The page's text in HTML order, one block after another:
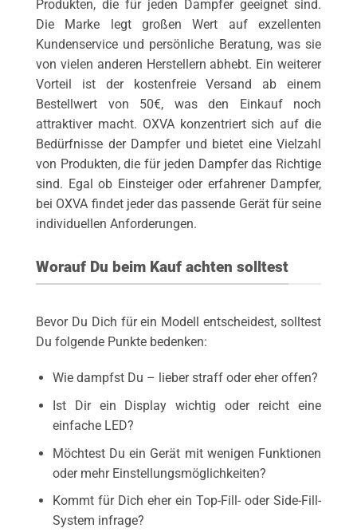
Produkten, die für jeden Dampfer geeignet sind.
Die Marke legt großen Wert auf exzellenten
Kundenservice und persönliche Beratung, was sie
von vielen anderen Herstellern abhebt. Ein weiterer
Vorteil ist der kostenfreie Versand ab einem
Bestellwert von 50€, was den Einkauf noch
attraktiver macht. OXVA konzentriert sich auf die
Bedürfnisse der Dampfer und bietet eine Vielzahl
von Produkten, die für jeden Dampfer das Richtige
sind. Egal ob Einsteiger oder erfahrener Dampfer,
bei OXVA findet jeder das passende Gerät für seine
individuellen Anforderungen.
Worauf Du beim Kauf achten solltest
Bevor Du Dich für ein Modell entscheidest, solltest
Du folgende Punkte bedenken:
Wie dampfst Du – lieber straff oder eher offen?
Ist Dir ein Display wichtig oder reicht eine
einfache LED?
Möchtest Du ein Gerät mit wenigen Funktionen
oder mehr Einstellungsmöglichkeiten?
Kommt für Dich eher ein Top-Fill- oder Side-Fill-
System infrage?